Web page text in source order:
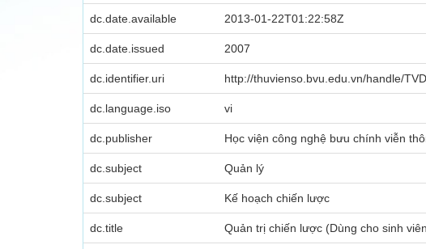
dc.date.available 2013-01-22T01:22:58Z
dc.date.issued 2007
dc.identifier.uri http://thuvienso.bvu.edu.vn/handle/
dc.language.iso vi
dc.publisher Học viện công nghệ bưu chính viễn
dc.subject Quản lý
dc.subject Kế hoạch chiến lược
dc.title Quản trị chiến lược (Dùng cho sinh